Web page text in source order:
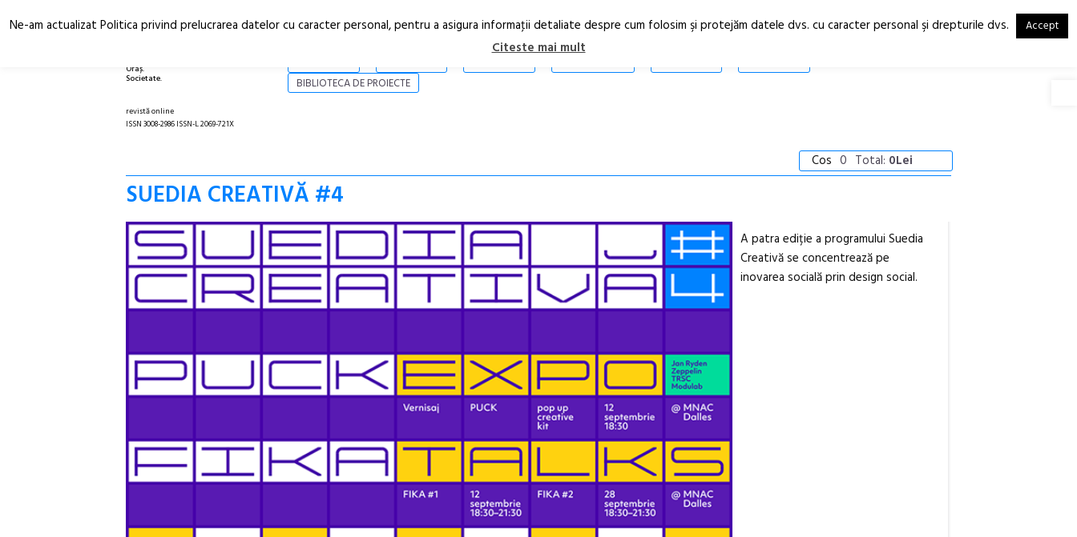
Oraș.
Societate.
RO
EN
BIBLIOTECA DE PROIECTE
revistă online
ISSN 3008-2986 ISSN-L 2069-721X
Cos 0 Total: 0Lei
SUEDIA CREATIVĂ #4
A patra ediție a programului Suedia
Creativă se concentrează pe
inovarea socială prin design social.
Ne-am actualizat Politica privind prelucrarea datelor cu caracter personal, pentru a asigura informaţii detaliate despre cum folosim şi protejăm datele dvs. cu caracter personal şi drepturile dvs. Accept
Citeste mai mult